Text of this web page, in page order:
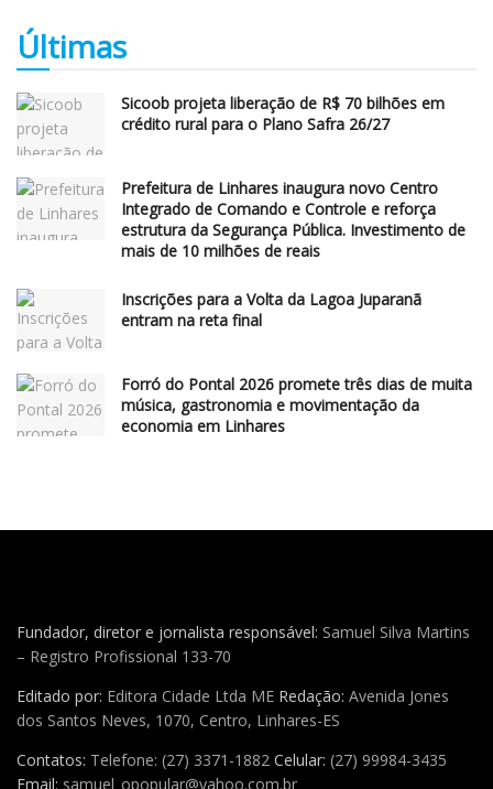
Últimas
Sicoob projeta liberação de R$ 70 bilhões em
crédito rural para o Plano Safra 26/27
Prefeitura de Linhares inaugura novo Centro
Integrado de Comando e Controle e reforça
estrutura da Segurança Pública. Investimento de
mais de 10 milhões de reais
Inscrições para a Volta da Lagoa Juparanã
entram na reta final
Forró do Pontal 2026 promete três dias de muita
música, gastronomia e movimentação da
economia em Linhares
Fundador, diretor e jornalista responsável: Samuel Silva Martins
– Registro Profissional 133-70
Editado por: Editora Cidade Ltda ME Redação: Avenida Jones
dos Santos Neves, 1070, Centro, Linhares-ES
Contatos: Telefone: (27) 3371-1882 Celular: (27) 99984-3435
Email: samuel_opopular@yahoo.com.br